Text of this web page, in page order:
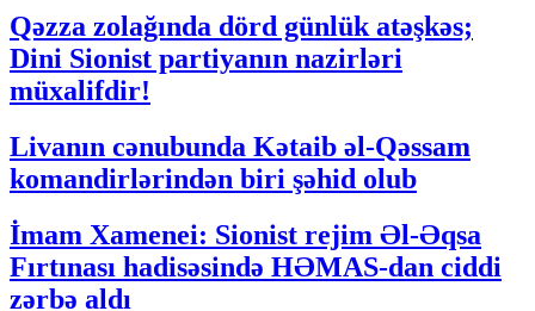
Qəzza zolağında dörd günlük atəşkəs;
Dini Sionist partiyanın nazirləri
müxalifdir!
Livanın cənubunda Kətaib əl-Qəssam
komandirlərindən biri şəhid olub
İmam Xamenei: Sionist rejim Əl-Əqsa
Fırtınası hadisəsində HƏMAS-dan ciddi
zərbə aldı